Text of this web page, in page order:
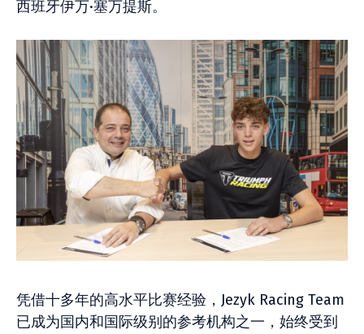
西班牙伊万·塞万提斯。
凭借十多年的高水平比赛经验，Jezyk Racing Team
已成为国内和国际级别的参考机构之一，始终受到